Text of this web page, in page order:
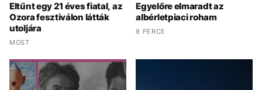
Eltűnt egy 21 éves fiatal, az
Ozora fesztiválon látták
utoljára
MOST
Egyelőre elmaradt az
albérletpiaci roham
8 PERCE